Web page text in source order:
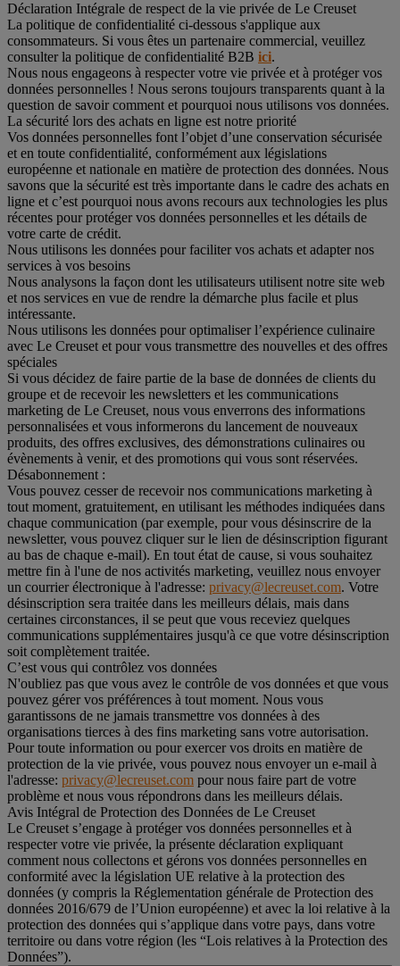
Déclaration Intégrale de respect de la vie privée de Le Creuset
La politique de confidentialité ci-dessous s'applique aux
consommateurs. Si vous êtes un partenaire commercial, veuillez
consulter la politique de confidentialité B2B ici.
Nous nous engageons à respecter votre vie privée et à protéger vos
données personnelles ! Nous serons toujours transparents quant à la
question de savoir comment et pourquoi nous utilisons vos données.
La sécurité lors des achats en ligne est notre priorité
Vos données personnelles font l’objet d’une conservation sécurisée
et en toute confidentialité, conformément aux législations
européenne et nationale en matière de protection des données. Nous
savons que la sécurité est très importante dans le cadre des achats en
ligne et c’est pourquoi nous avons recours aux technologies les plus
récentes pour protéger vos données personnelles et les détails de
votre carte de crédit.
Nous utilisons les données pour faciliter vos achats et adapter nos
services à vos besoins
Nous analysons la façon dont les utilisateurs utilisent notre site web
et nos services en vue de rendre la démarche plus facile et plus
intéressante.
Nous utilisons les données pour optimaliser l’expérience culinaire
avec Le Creuset et pour vous transmettre des nouvelles et des offres
spéciales
Si vous décidez de faire partie de la base de données de clients du
groupe et de recevoir les newsletters et les communications
marketing de Le Creuset, nous vous enverrons des informations
personnalisées et vous informerons du lancement de nouveaux
produits, des offres exclusives, des démonstrations culinaires ou
évènements à venir, et des promotions qui vous sont réservées.
Désabonnement :
Vous pouvez cesser de recevoir nos communications marketing à
tout moment, gratuitement, en utilisant les méthodes indiquées dans
chaque communication (par exemple, pour vous désinscrire de la
newsletter, vous pouvez cliquer sur le lien de désinscription figurant
au bas de chaque e-mail). En tout état de cause, si vous souhaitez
mettre fin à l'une de nos activités marketing, veuillez nous envoyer
un courrier électronique à l'adresse: privacy@lecreuset.com. Votre
désinscription sera traitée dans les meilleurs délais, mais dans
certaines circonstances, il se peut que vous receviez quelques
communications supplémentaires jusqu'à ce que votre désinscription
soit complètement traitée.
C’est vous qui contrôlez vos données
N'oubliez pas que vous avez le contrôle de vos données et que vous
pouvez gérer vos préférences à tout moment. Nous vous
garantissons de ne jamais transmettre vos données à des
organisations tierces à des fins marketing sans votre autorisation.
Pour toute information ou pour exercer vos droits en matière de
protection de la vie privée, vous pouvez nous envoyer un e-mail à
l'adresse: privacy@lecreuset.com pour nous faire part de votre
problème et nous vous répondrons dans les meilleurs délais.
Avis Intégral de Protection des Données de Le Creuset
Le Creuset s’engage à protéger vos données personnelles et à
respecter votre vie privée, la présente déclaration expliquant
comment nous collectons et gérons vos données personnelles en
conformité avec la législation UE relative à la protection des
données (y compris la Réglementation générale de Protection des
données 2016/679 de l’Union européenne) et avec la loi relative à la
protection des données qui s’applique dans votre pays, dans votre
territoire ou dans votre région (les “Lois relatives à la Protection des
Données”).